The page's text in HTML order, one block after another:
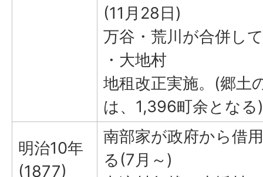
(11月28日)
万谷・荒川が合併し
・大地村
地租改正実施。(郷土
は、1,396町余となる)
明治10年
(1877)
南部家が政府から借
る(7月～)